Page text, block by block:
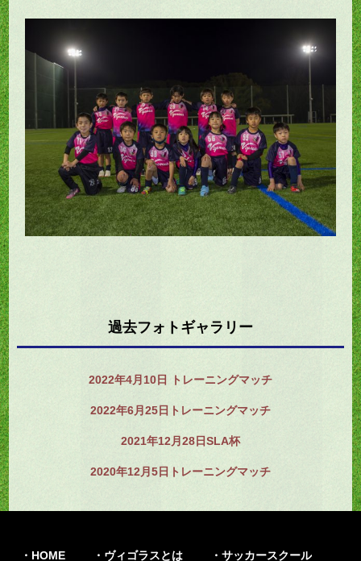
過去フォトギャラリー
2022年4月10日 トレーニングマッチ
2022年6月25日トレーニングマッチ
2021年12月28日SLA杯
2020年12月5日トレーニングマッチ
HOME ヴィゴラスとは サッカースクール